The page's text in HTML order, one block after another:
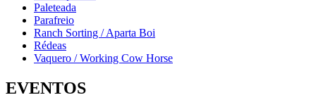
Paleteada
Parafreio
Ranch Sorting / Aparta Boi
Rédeas
Vaquero / Working Cow Horse
EVENTOS